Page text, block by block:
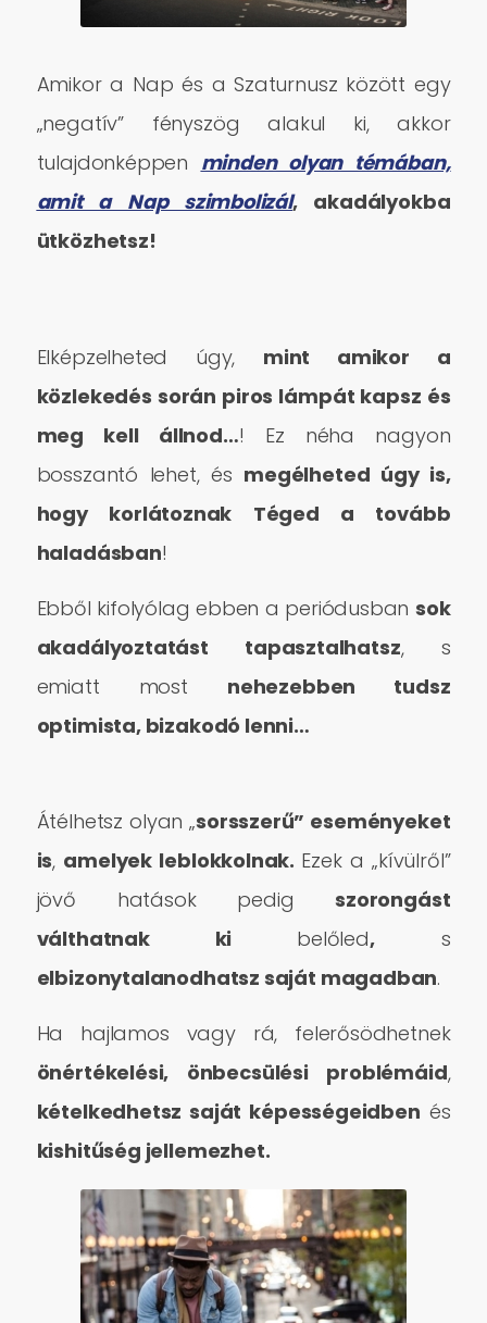
Amikor a Nap és a Szaturnusz között egy
„negatív” fényszög alakul ki, akkor
tulajdonképpen minden olyan témában,
amit a Nap szimbolizál, akadályokba
ütközhetsz!
Elképzelheted úgy, mint amikor a
közlekedés során piros lámpát kapsz és
meg kell állnod…! Ez néha nagyon
bosszantó lehet, és megélheted úgy is,
hogy korlátoznak Téged a tovább
haladásban!
Ebből kifolyólag ebben a periódusban sok
akadályoztatást tapasztalhatsz, s
emiatt most nehezebben tudsz
optimista, bizakodó lenni…
Átélhetsz olyan „sorsszerű” eseményeket
is, amelyek leblokkolnak. Ezek a „kívülről”
jövő hatások pedigszorongást
válthatnak ki belőled,s
elbizonytalanodhatsz saját magadban.
Ha hajlamos vagy rá, felerősödhetnek
önértékelési, önbecsülési problémáid,
kételkedhetsz saját képességeidben és
kishitűség jellemezhet.